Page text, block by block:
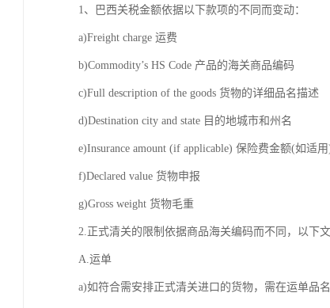
1、巴西关税金额依据以下款项的不同而变动：
a)Freight charge 运费
b)Commodity’s HS Code 产品的海关商品编码
c)Full description of the goods 货物的详细品名描述
d)Destination city and state 目的地城市和州名
e)Insurance amount (if applicable) 保险费金额(如适用
f)Declared value 货物申报
g)Gross weight 货物毛重
2.正式清关的限制依据商品海关编码而不同，以下
A.运单
a)如符合需安排正式清关进口的货物，需在运单品